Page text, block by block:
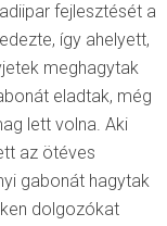
fejlesztését a
így ahelyett,
meghagytak
eladtak, még
lett volna. Aki
az ötéves
gabonát hagytak
dolgozókat